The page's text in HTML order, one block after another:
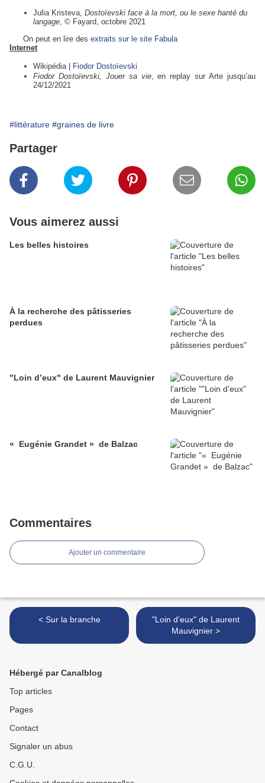
Julia Kristeva, Dostoïevski face à la mort, ou le sexe hanté du
langage, © Fayard, octobre 2021
On peut en lire des extraits sur le site Fabula
Internet
Wikipédia
Fiodor Dostoïevski
Fiodor Dostoïevski, Jouer sa vie, en replay sur Arte jusqu’au
24/12/2021
#littérature #graines de livre
Partager
Vous aimerez aussi
Les belles histoires
À la recherche des pâtisseries
perdues
"Loin d’eux" de Laurent Mauvignier
« Eugénie Grandet » de Balzac
Commentaires
Ajouter un commentaire
< Sur la branche
"Loin d’eux" de Laurent
Mauvignier >
Hébergé par Canalblog
Top articles
Pages
Contact
Signaler un abus
C.G.U.